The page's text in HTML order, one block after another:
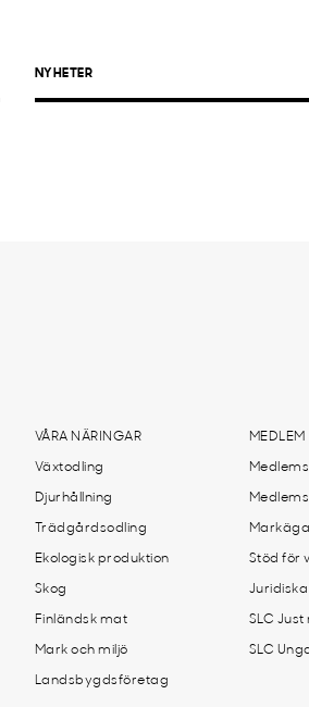
NYHETER
VÅRA NÄRINGAR
Växtodling
Djurhållning
Trädgårdsodling
Ekologisk produktion
Skog
Finländsk mat
Mark och miljö
Landsbygdsföretag
MEDLEM
Stöd för
SLC Just
SLC